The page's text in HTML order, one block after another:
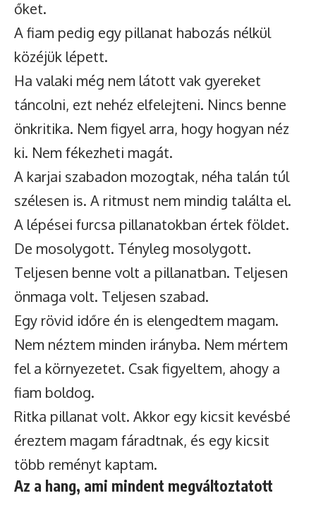
őket.
A fiam pedig egy pillanat habozás nélkül
közéjük lépett.
Ha valaki még nem látott vak gyereket
táncolni, ezt nehéz elfelejteni. Nincs benne
önkritika. Nem figyel arra, hogy hogyan néz
ki. Nem fékezheti magát.
A karjai szabadon mozogtak, néha talán túl
szélesen is. A ritmust nem mindig találta el.
A lépései furcsa pillanatokban értek földet.
De mosolygott. Tényleg mosolygott.
Teljesen benne volt a pillanatban. Teljesen
önmaga volt. Teljesen szabad.
Egy rövid időre én is elengedtem magam.
Nem néztem minden irányba. Nem mértem
fel a környezetet. Csak figyeltem, ahogy a
fiam boldog.
Ritka pillanat volt. Akkor egy kicsit kevésbé
éreztem magam fáradtnak, és egy kicsit
több reményt kaptam.
Az a hang, ami mindent megváltoztatott